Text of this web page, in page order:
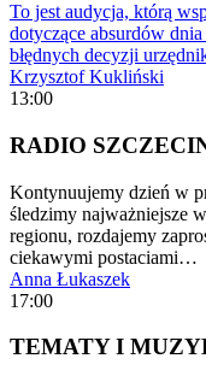
To jest audycja, którą
dotyczące absurdów
błędnych decyzji
Krzysztof Kukliński
13:00
RADIO
Kontynuujemy dzień w
śledzimy najważniejsze
regionu, rozdajemy
ciekawymi postaciami…
Anna Łukaszek
17:00
TEMATY I